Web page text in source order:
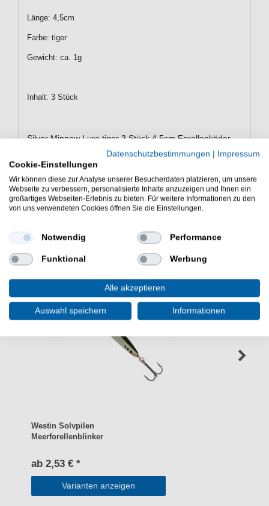
Länge: 4,5cm
Farbe: tiger
Gewicht: ca. 1g
Inhalt: 3 Stück
Silver Minnow Lure tiger 3 Stück 4,5cm Forellenköder
Forellen-Zubehör Köder Forellen-Spezialköder
Westin Solvpilen
Meerforellenblinker
ab 2,53 € *
Varianten anzeigen
Datenschutzbestimmungen | Impressum
Cookie-Einstellungen
Wir können diese zur Analyse unserer Besucherdaten platzieren, um unsere
Webseite zu verbessern, personalisierte Inhalte anzuzeigen und Ihnen ein
großartiges Webseiten-Erlebnis zu bieten. Für weitere Informationen zu den
von uns verwendeten Cookies öffnen Sie die Einstellungen.
Notwendig Performance
Funktional Werbung
Alle akzeptieren
Auswahl speichern Informationen